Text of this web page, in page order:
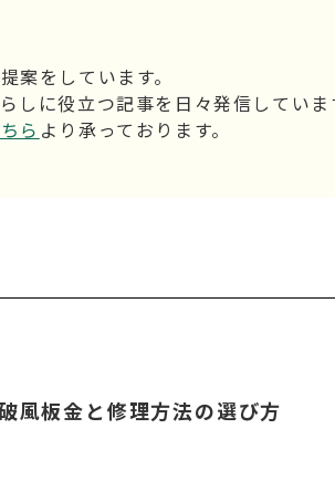
案をしています。
しに役立つ記事を日々発信してい
ら より承っております。
風板金と修理方法の選び方